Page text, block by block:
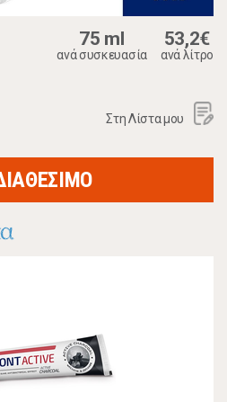
75 ml
ανά συσκευασία
53,2€
ανά λίτρο
Στη Λίστα μου